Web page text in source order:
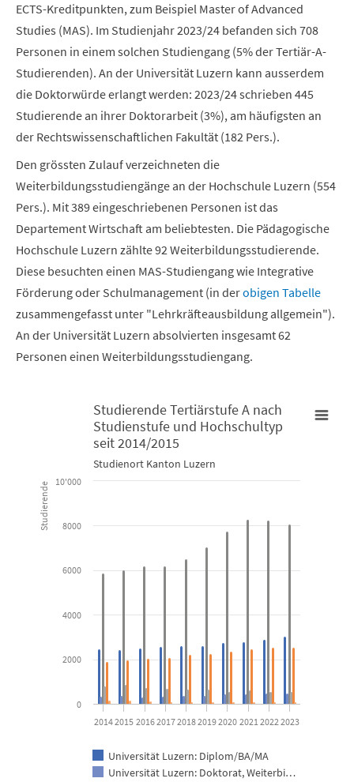
ECTS-Kreditpunkten, zum Beispiel Master of Advanced
Studies (MAS). Im Studienjahr 2023/24 befanden sich 708
Personen in einem solchen Studiengang (5% der Tertiär-A-
Studierenden). An der Universität Luzern kann ausserdem
die Doktorwürde erlangt werden: 2023/24 schrieben 445
Studierende an ihrer Doktorarbeit (3%), am häufigsten an
der Rechtswissenschaftlichen Fakultät (182 Pers.).
Den grössten Zulauf verzeichneten die
Weiterbildungsstudiengänge an der Hochschule Luzern (554
Pers.). Mit 389 eingeschriebenen Personen ist das
Departement Wirtschaft am beliebtesten. Die Pädagogische
Hochschule Luzern zählte 92 Weiterbildungsstudierende.
Diese besuchten einen MAS-Studiengang wie Integrative
Förderung oder Schulmanagement (in derobigen Tabelle
zusammengefasst unter "Lehrkräfteausbildung allgemein").
An der Universität Luzern absolvierten insgesamt 62
Personen einen Weiterbildungsstudiengang.
Studierende Tertiärstufe A nach Studienstufe und
Bar chart with 6 data series.
Studienort Kanton Luzern
The chart has 1 X axis displaying categories.
Studierende
Studierende Tertiärstufe A nach
Studienstufe und Hochschultyp
seit 2014/2015
Studienort Kanton Luzern
Universität Luzern: Diplom/BA/MA
Universität Luzern: Doktorat, Weiterbi…
20142015 20162017201820192020 202120222023
0
2000
4000
6000
8000
10'000